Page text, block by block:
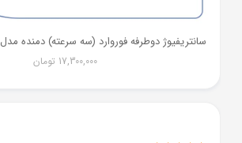
سانتریفیوژ دوطرفه فوروارد (سه سرعته) دمنده مدل BEF-30_30M6S1
17,300,000 تومان